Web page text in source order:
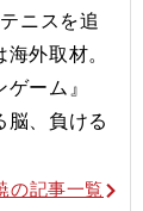
ニスを追
外取材。
ーム』
脳、負ける
の記事一覧